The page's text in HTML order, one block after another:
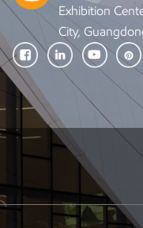
Exhibition
City,